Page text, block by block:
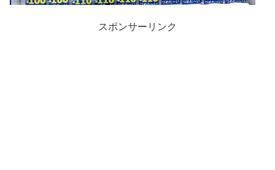
スポンサーリンク